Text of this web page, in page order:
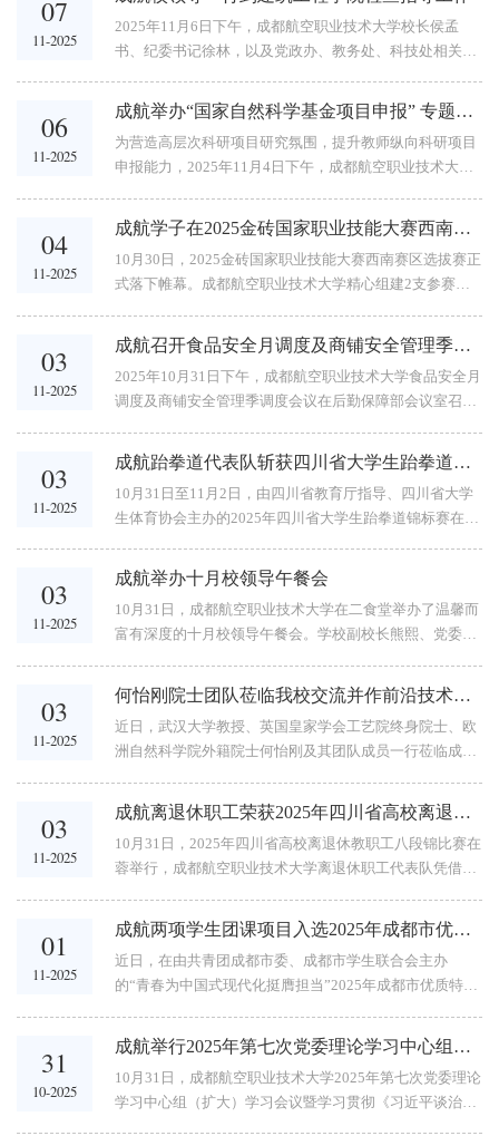
参赛，其中女单选手龙海燕凭借出色发挥，荣获女子单打
第三名，为校争光。参赛队员合影本次比赛旨在丰富高校
离退休教职工精神文化生活，推动老年体育健身活动深入
开展。赛事设男子单打、女子单打、混合双打三个项目，
采用分组循环与淘汰制相结合的方式进行。...
07
11-2025
2025年11月6日下午，成都航空职业技术大学校长侯孟
书、纪委书记徐林，以及党政办、教务处、科技处相关负
楼401会议室开展检查指导工作。建筑工程学院党政负责
人等11名教师代表参加会议。会议现场会上，建筑工程学
院就党建引领、科研创新、校企合作、社会服务、专业建
设的成果与规划做了专项汇报。侯孟书肯定了建筑工程学
院在基本建设、社会服务与校企合作等方面成绩，重点关
切了学生就业与招生工作，...
06
11-2025
成航举办“国家自然科学基金项目申报” 专题讲座
为营造高层次科研项目研究氛围，提升教师纵向科研项目
申报能力，2025年11月4日下午，成都航空职业技术大学
特别邀请电子科技大学黄洪钟教授担任主讲嘉宾。黄洪钟
教授主讲学校校长侯孟书对黄洪钟教授到校讲座表示热烈
欢迎和衷心感谢，并要求参会教师认真学习领会，凝练科
研项目选题方向，不断提高科研项目研究能力，努力推进
学校科研更高质量发展。校长侯孟书讲话学校副校长许源
源致欢迎辞。...
04
11-2025
成航学子在2025金砖国家职业技能大赛西南赛区选拔赛中斩获佳绩
10月30日，2025金砖国家职业技能大赛西南赛区选拔赛正
式落下帷幕。成都航空职业技术大学精心组建2支参赛队
无人机应用技术专业学生刘福和王浩宇凭借扎实的专业功
底与出色的临场发挥成功斩获一等奖1项、潘宇霖和周鑫
斩获三等奖1项，充分展现了学校在无人机职业技能人才
培养方面的过硬实力。本次大赛聚焦无人机技术前沿领
域，赛项设置涵盖无人机组装调试、无人机低空物资运
输、无人机智能开发三大核心模块，...
03
11-2025
成航召开食品安全月调度及商铺安全管理季调度会议
2025年10月31日下午，成都航空职业技术大学食品安全月
调度及商铺安全管理季调度会议在后勤保障部会议室召
食品安全核心，总结前期工作、部署11月任务，推动校园
安全与服务提质。学校副校长兼食品安全总监熊熙出席会
议，学生代表、教职工代表以及国有资产管理处、保卫
处、后勤保障部相关部门人员参会，会议由后勤保障部行
政负责人杨琦主持。会议现场会上，后勤质量安全监督办
公室汇报了9-...
03
11-2025
成航跆拳道代表队斩获四川省大学生跆拳道锦标赛11金8银9铜
10月31日至11月2日，由四川省教育厅指导、四川省大学
生体育协会主办的2025年四川省大学生跆拳道锦标赛在成
职业技术大学派出竞技与品势共30名队员参赛。为保障学
生安全、有序地完成比赛，教练组制定了周密可行的参赛
计划。面对紧张的赛程与强劲的对手，在教练团队的带领
与指导下，队员们顽强拼搏、敢打敢拼，斩获团体总分与
竞技团体总分第一名、品势团体总分第四名的喜人成绩，
并荣获体育道德风尚奖。...
03
11-2025
成航举办十月校领导午餐会
10月31日，成都航空职业技术大学在二食堂举办了温馨而
富有深度的十月校领导午餐会。学校副校长熊熙、党委学
齐聚一堂，共进午餐，围绕个人成长、职业规划与校园发
展等话题展开热烈交流，凝聚起追求卓越、砥砺前行的青
春力量。午餐会现场午餐会伊始，熊熙首先对在座的同学
们表示祝贺。他指出，国家奖学金不仅是荣誉，更是一份
沉甸甸的责任，并勉励同学们要珍惜荣誉，汇聚并传递奋
进之光，...
03
11-2025
何怡刚院士团队莅临我校交流并作前沿技术讲座
近日，武汉大学教授、英国皇家学会工艺院终身院士、欧
洲自然科学院外籍院士何怡刚及其团队成员一行莅临成都
经济学会院士成果转化专委会副秘书长朱玉玲、成都市龙
泉驿区科协副主席陈晓明、龙泉驿区天府科技云服务中心
秦瑀、四川纳拓新材料技术有限公司副总经理易巍随行。
学校副校长许源源、科技处副处长周仁建、无人机产业学
院（人工智能学院）行政负责人何先定、学生工作负责人
孔萍及无人机专业师生代表300余人参加讲座。...
03
11-2025
成航离退休职工荣获2025年四川省高校离退休教职工八段锦比赛三等奖
10月31日，2025年四川省高校离退休教职工八段锦比赛在
蓉举行，成都航空职业技术大学离退休职工代表队凭借稳
等奖。学校离退休工作处负责人与参赛队员合影本次比赛
由四川省教育厅主办、成都中医药大学承办，吸引全省27
所高校的离退休教职工同台竞技。成航离退休职工代表队
由7名平均年龄在63岁的队员组成，历经数月集训，以规
范动作、饱满精神充分展现传统健身功法魅力与成航长者
风采。...
01
11-2025
成航两项学生团课项目入选2025年成都市优质主题团课资源库
近日，在由共青团成都市委、成都市学生联合会主办
的“青春为中国式现代化挺膺担当”2025年成都市优质特色
个项目中，成都航空职业技术大学是唯一一所独占两席的
高校。学校选送的两项团课项目，凭借其鲜明的时代特色
与深刻的思想内涵，在众多实力强劲的教师团干部参选项
目中脱颖而出，双双成功入选成都市优质特色主题团课资
源库。这两项团课分别由学校汽车工程学院智能网联汽车
31
10-2025
成航举行2025年第七次党委理论学习中心组（扩大）学习会议暨学习贯彻《习近平谈治国理政》第五卷专题讲座
10月31日，成都航空职业技术大学2025年第七次党委理论
学习中心组（扩大）学习会议暨学习贯彻《习近平谈治国